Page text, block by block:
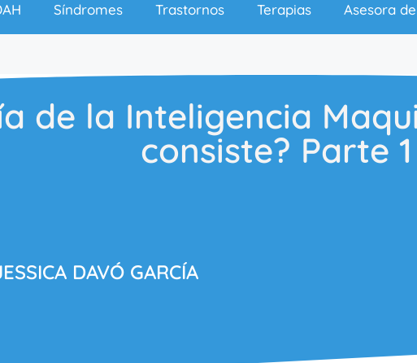
Síndromes Trastornos Terapias Asesora
de la Inteligencia
consiste? Parte 1
DAVÓ GARCÍA